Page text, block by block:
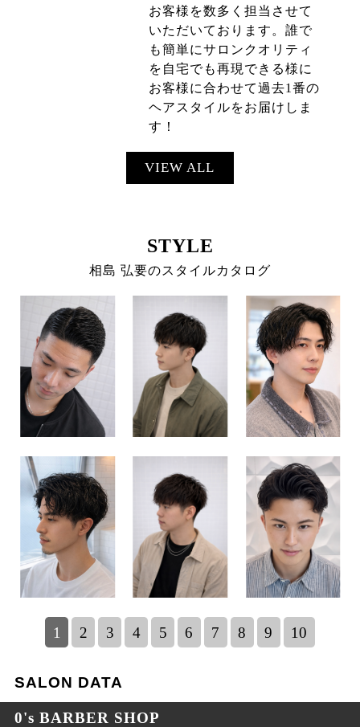
お客様を数多く担当させて
いただいております。誰で
も簡単にサロンクオリティ
を自宅でも再現できる様に
お客様に合わせて過去1番の
ヘアスタイルをお届けしま
す！
VIEW ALL
STYLE
相島 弘要のスタイルカタログ
1 2 3 4 5 6 7 8 9 10
SALON DATA
0's BARBER SHOP